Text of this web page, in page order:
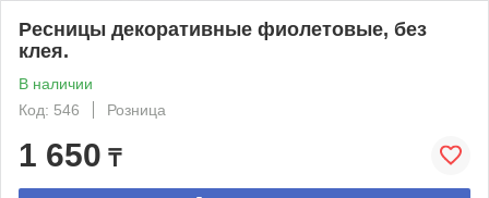
Ресницы декоративные фиолетовые, без
клея.
В наличии
Код: 546
Розница
1 650 ₸